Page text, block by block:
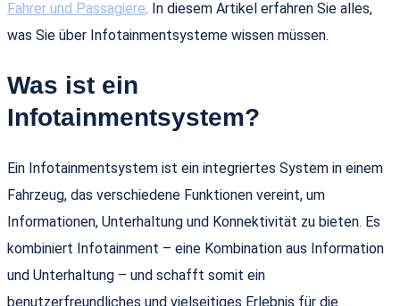
Fahrer und Passagiere. In diesem Artikel erfahren Sie alles,
was Sie über Infotainmentsysteme wissen müssen.
Was ist ein
Infotainmentsystem?
Ein Infotainmentsystem ist ein integriertes System in einem
Fahrzeug, das verschiedene Funktionen vereint, um
Informationen, Unterhaltung und Konnektivität zu bieten. Es
kombiniert Infotainment – eine Kombination aus Information
und Unterhaltung – und schafft somit ein
benutzerfreundliches und vielseitiges Erlebnis für die